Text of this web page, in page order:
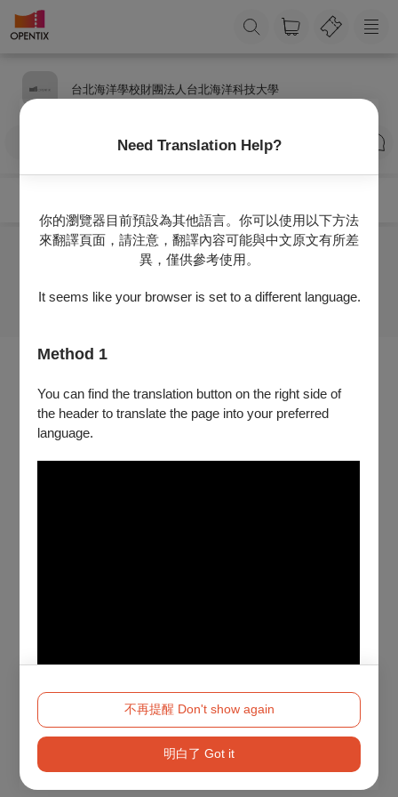
Need Translation Help?
你的瀏覽器目前預設為其他語言。你可以使用以下方法
來翻譯頁面，請注意，翻譯內容可能與中文原文有所差
異，僅供參考使用。
It seems like your browser is set to a different language.
Method 1
You can find the translation button on the right side of
the header to translate the page into your preferred
language.
Method 2
不再提醒 Don't show again
明白了 Got it
台北海洋學校財團法人台北海洋科技大學
訂閱